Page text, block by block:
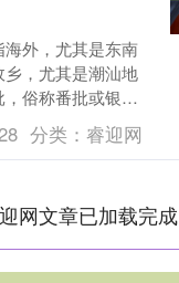
外，尤其是东南
，尤其是潮汕地
俗称番批或银
间渠道以及后来
内、附....
分类： 睿迎网
网文章已加载完成